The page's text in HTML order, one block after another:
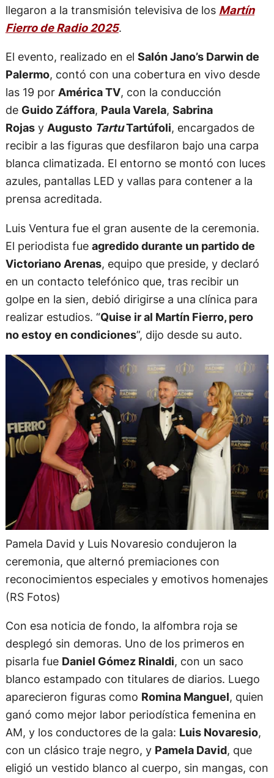
llegaron a la transmisión televisiva de los Martín
Fierro de Radio 2025.
El evento, realizado en el Salón Jano’s Darwin de
Palermo, contó con una cobertura en vivo desde
las 19 por América TV, con la conducción
de Guido Záffora, Paula Varela, Sabrina
Rojasy Augusto TartuTartúfoli, encargados de
recibir a las figuras que desfilaron bajo una carpa
blanca climatizada. El entorno se montó con luces
azules, pantallas LED y vallas para contener a la
prensa acreditada.
Luis Ventura fue el gran ausente de la ceremonia.
El periodista fue agredido durante un partido de
Victoriano Arenas, equipo que preside, y declaró
en un contacto telefónico que, tras recibir un
golpe en la sien, debió dirigirse a una clínica para
realizar estudios. “Quise ir al Martín Fierro, pero
no estoy en condiciones”, dijo desde su auto.
Pamela David y Luis Novaresio condujeron la
ceremonia, que alternó premiaciones con
reconocimientos especiales y emotivos homenajes
(RS Fotos)
Con esa noticia de fondo, la alfombra roja se
desplegó sin demoras. Uno de los primeros en
pisarla fue Daniel Gómez Rinaldi, con un saco
blanco estampado con titulares de diarios. Luego
aparecieron figuras como Romina Manguel, quien
ganó como mejor labor periodística femenina en
AM, y los conductores de la gala: Luis Novaresio,
con un clásico traje negro, y Pamela David, que
eligió un vestido blanco al cuerpo, sin mangas, con